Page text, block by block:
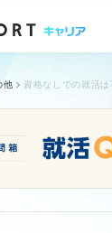
他 資格なしでの就活